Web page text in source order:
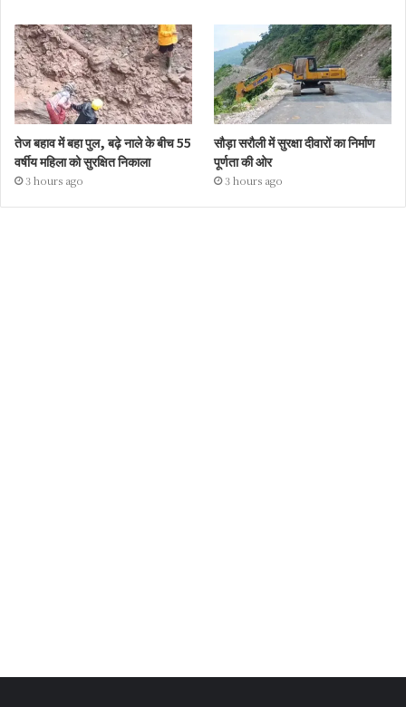
तेज बहाव में बहा पुल, बढ़े नाले के बीच 55
वर्षीय महिला को सुरक्षित निकाला
3 hours ago
सौड़ा सरौली में सुरक्षा दीवारों का निर्माण
पूर्णता की ओर
3 hours ago